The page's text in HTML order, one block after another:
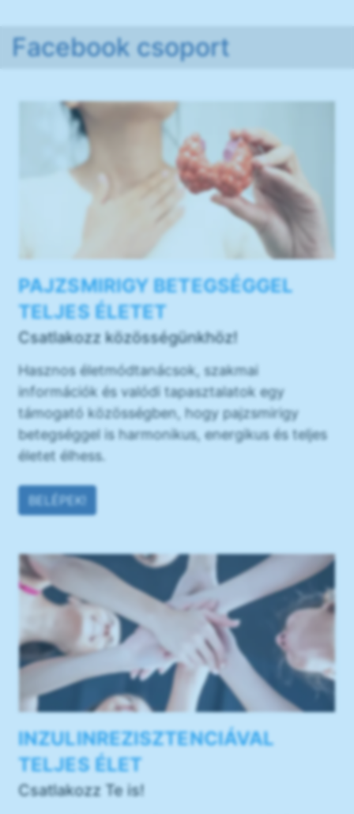
Facebook csoport
PAJZSMIRIGY BETEGSÉGGEL
TELJES ÉLETET
Csatlakozz közösségünkhöz!
Hasznos életmódtanácsok, szakmai
információk és valódi tapasztalatok egy
támogató közösségben, hogy pajzsmirigy
betegséggel is harmonikus, energikus és teljes
életet élhess.
BELÉPEK!
INZULINREZISZTENCIÁVAL
TELJES ÉLET
Csatlakozz Te is!